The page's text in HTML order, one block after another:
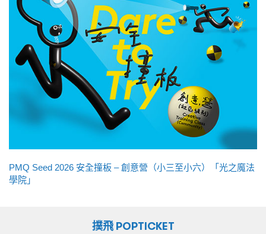
PMQ Seed 2026 安全撞板 – 創意營（小三至小六）「光之魔法
學院」
撲飛 POPTICKET